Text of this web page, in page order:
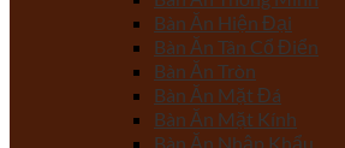
Bàn Ăn Hiện Đại
Bàn Ăn Tân Cổ Điển
Bàn Ăn Tròn
Bàn Ăn Mặt Đá
Bàn Ăn Mặt Kính
Bàn Ăn Nhập Khẩu